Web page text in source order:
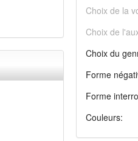
Choix de la
Choix de
Choix du
Forme
Forme
Couleurs: